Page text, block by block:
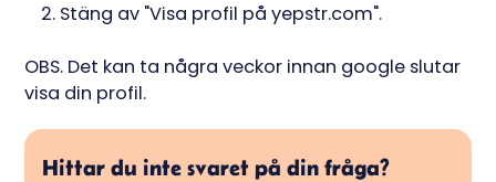
Stäng av "Visa profil på yepstr.com".
OBS. Det kan ta några veckor innan google slutar
visa din profil.
Hittar du inte svaret på din fråga?